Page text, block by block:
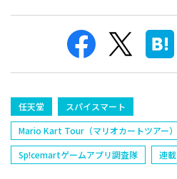
任天堂
スパイスマート
Mario Kart Tour（マリオカートツアー）
Sp!cemartゲームアプリ調査隊
連載